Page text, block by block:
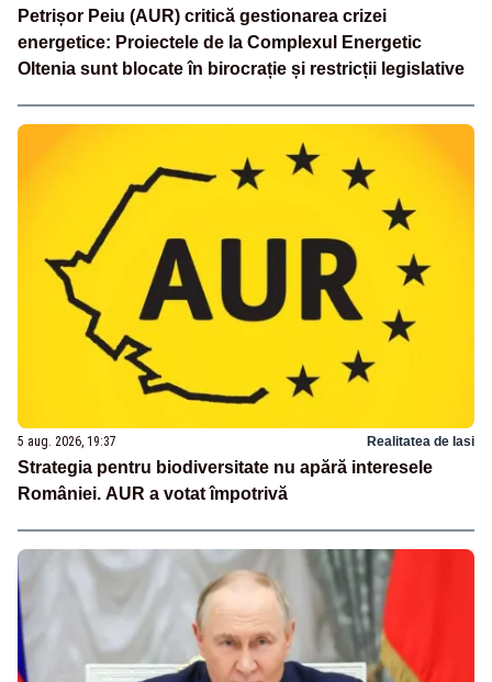
Petrișor Peiu (AUR) critică gestionarea crizei
energetice: Proiectele de la Complexul Energetic
Oltenia sunt blocate în birocrație și restricții legislative
5 aug. 2026, 19:37 Realitatea de Iasi
Strategia pentru biodiversitate nu apără interesele
României. AUR a votat împotrivă